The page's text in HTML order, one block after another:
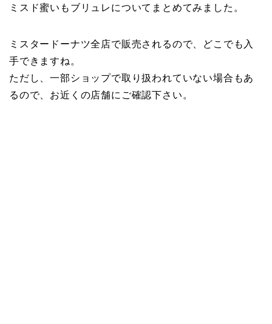
ミスド蜜いもブリュレについてまとめてみました。
ミスタードーナツ全店で販売されるので、どこでも入
手できますね。
ただし、一部ショップで取り扱われていない場合もあ
るので、お近くの店舗にご確認下さい。